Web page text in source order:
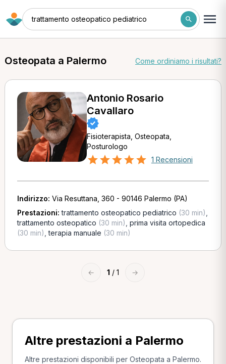
trattamento osteopatico pediatrico
Osteopata a Palermo Come ordiniamo i risultati?
Antonio Rosario
Cavallaro
Fisioterapista, Osteopata,
Posturologo
1 Recensioni
Indirizzo: Via Resuttana, 360 - 90146 Palermo (PA)
Prestazioni:trattamento osteopatico pediatrico (30 min)
trattamento osteopatico (30 min) prima visita ortopedica
(30 min) ,terapia manuale (30 min)
← 1 / 1 →
Altre prestazioni a Palermo
Altre prestazioni disponibili per Osteopata a Palermo.